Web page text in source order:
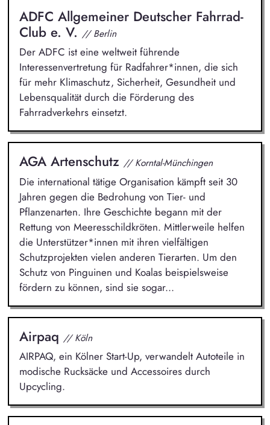
ADFC Allgemeiner Deutscher Fahrrad-
Club e. V. // Berlin
Der ADFC ist eine weltweit führende
Interessenvertretung für Radfahrer*innen, die sich
für mehr Klimaschutz, Sicherheit, Gesundheit und
Lebensqualität durch die Förderung des
Fahrradverkehrs einsetzt.
AGA Artenschutz // Korntal-Münchingen
Die international tätige Organisation kämpft seit 30
Jahren gegen die Bedrohung von Tier- und
Pflanzenarten. Ihre Geschichte begann mit der
Rettung von Meeresschildkröten. Mittlerweile helfen
die Unterstützer*innen mit ihren vielfältigen
Schutzprojekten vielen anderen Tierarten. Um den
Schutz von Pinguinen und Koalas beispielsweise
fördern zu können, sind sie sogar...
Airpaq // Köln
AIRPAQ, ein Kölner Start-Up, verwandelt Autoteile in
modische Rucksäcke und Accessoires durch
Upcycling.